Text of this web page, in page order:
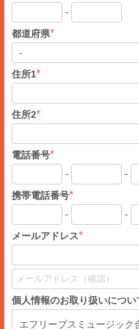
-
都道府県*
住所1*
住所2*
電話番号*
- -
携帯電話番号*
- -
メールアドレス*
個人情報のお取り扱いについ
エフリーブスミュージック